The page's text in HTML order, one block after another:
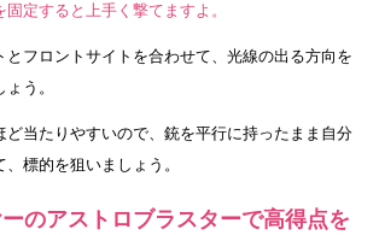
定すると上手く撃てますよ。
とフロントサイトを合わせて、光線の出る方向を
う。
ど当たりやすいので、銃を平行に持ったまま自分
標的を狙いましょう。
のアストロブラスターで高得点を